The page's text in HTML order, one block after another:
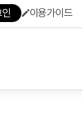
이용가이드